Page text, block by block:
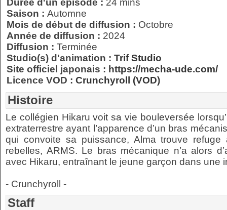
Durée d'un épisode : 24 mins
Saison : Automne
Mois de début de diffusion : Octobre
Année de diffusion : 2024
Diffusion : Terminée
Studio(s) d'animation : Trif Studio
Site officiel japonais : https://mecha-ude.com/
Licence VOD : Crunchyroll (VOD)
Histoire
Le collégien Hikaru voit sa vie bouleversée
extraterrestre ayant l’apparence d’un bras
qui convoite sa puissance, Alma trouve refuge
rebelles, ARMS. Le bras mécanique n’a alors
avec Hikaru, entraînant le jeune garçon dans
- Crunchyroll -
Staff